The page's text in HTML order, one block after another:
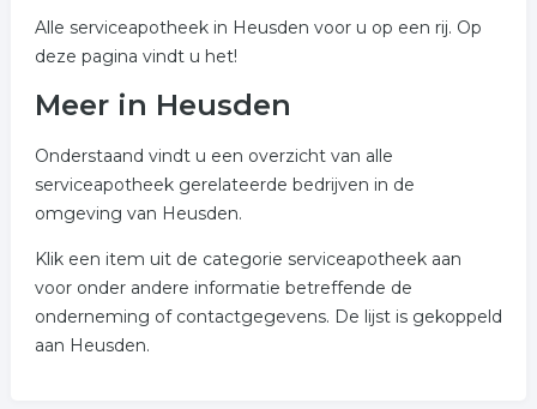
Alle serviceapotheek in Heusden voor u op een rij. Op
deze pagina vindt u het!
Meer in Heusden
Onderstaand vindt u een overzicht van alle
serviceapotheek gerelateerde bedrijven in de
omgeving van Heusden.
Klik een item uit de categorie serviceapotheek aan
voor onder andere informatie betreffende de
onderneming of contactgegevens. De lijst is gekoppeld
aan Heusden.